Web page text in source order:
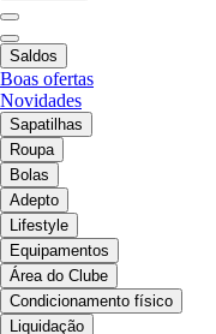
Saldos
Boas ofertas
Novidades
Sapatilhas
Roupa
Bolas
Adepto
Lifestyle
Equipamentos
Área do Clube
Condicionamento físico
Liquidação